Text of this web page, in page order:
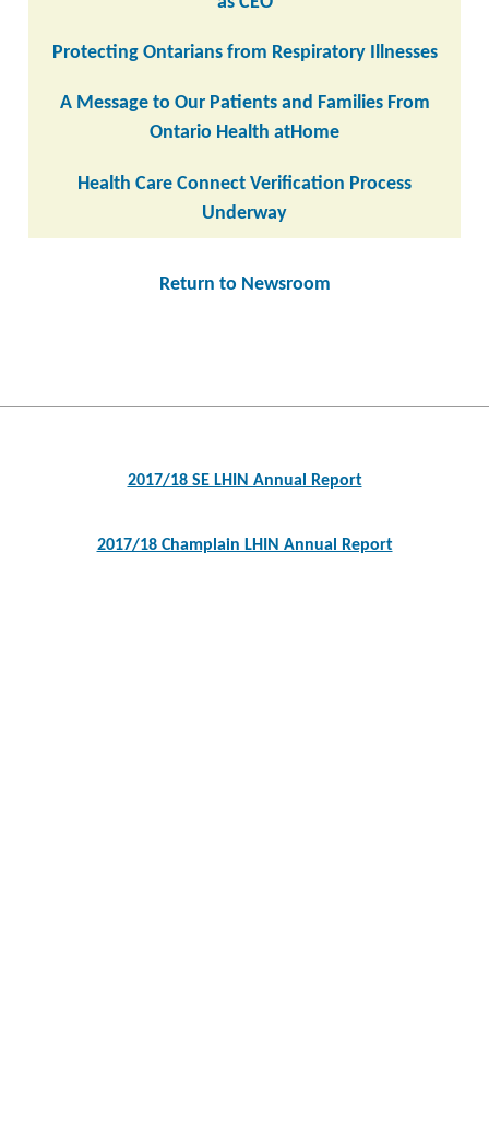
Protecting Ontarians from Respiratory Illnesses
A Message to Our Patients and Families From
Ontario Health atHome
Health Care Connect Verification Process
Underway
Return to Newsroom
navigation2017/18 SE LHIN Annual Report
2017/18 Champlain LHIN Annual Report